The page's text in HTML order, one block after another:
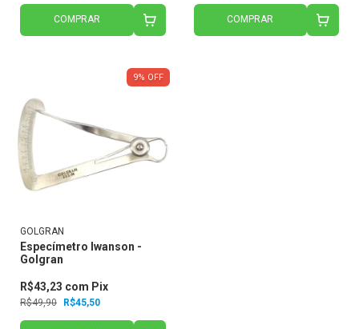
COMPRAR COMPRAR
9% OFF
GOLGRAN
Especímetro Iwanson -
Golgran
R$49,90 R$45,50
R$43,23 com Pix